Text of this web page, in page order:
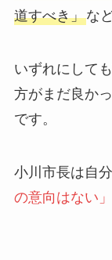
道すべき」な
いずれにして
方がまだ良か
です。
小川市長は自
の意向はない」